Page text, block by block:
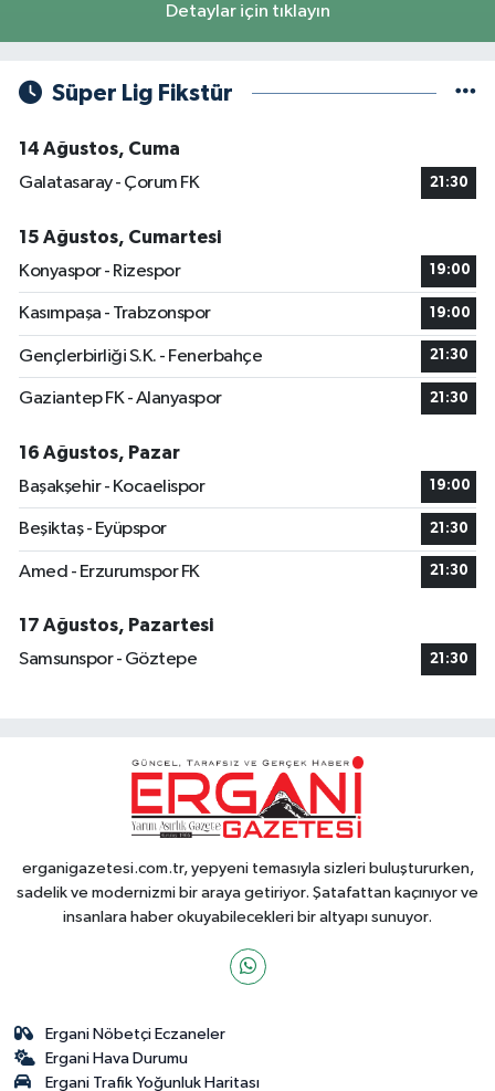
Detaylar için tıklayın
Süper Lig Fikstür
14 Ağustos, Cuma
Galatasaray - Çorum FK
21:30
15 Ağustos, Cumartesi
Konyaspor - Rizespor
19:00
Kasımpaşa - Trabzonspor 19:00
Gençlerbirliği S.K. - Fenerbahçe 21:30
Gaziantep FK - Alanyaspor 21:30
16 Ağustos, Pazar
Başakşehir - Kocaelispor
19:00
Beşiktaş - Eyüpspor 21:30
Amed - Erzurumspor FK 21:30
17 Ağustos, Pazartesi
Samsunspor - Göztepe
21:30
erganigazetesi.com.tr, yepyeni temasıyla sizleri buluştururken,
sadelik ve modernizmi bir araya getiriyor. Şatafattan kaçınıyor ve
insanlara haber okuyabilecekleri bir altyapı sunuyor.
Ergani Nöbetçi Eczaneler
Ergani Hava Durumu
Ergani Trafik Yoğunluk Haritası